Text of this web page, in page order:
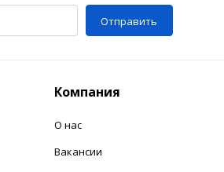
Отправить
Компания
О нас
Вакансии